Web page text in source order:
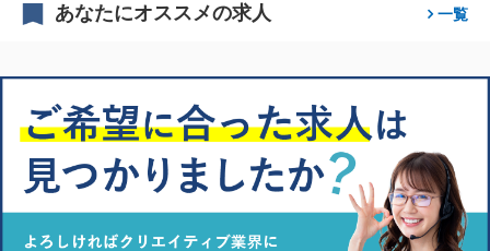
あなたにオススメの求人 一覧